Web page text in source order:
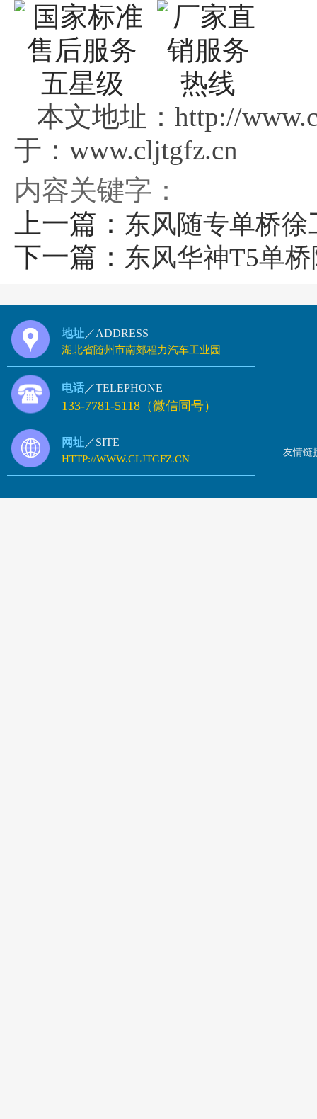
本文地址：http://
于：www.cljtgfz.cn
内容关键字：
上一篇： 东风随专单桥徐
下一篇： 东风华神T5单
地址 ／ADDRESS
湖北省随州市南郊程力汽车工业园
电话 ／TELEPHONE
133-7781-5118（微信同号）
网址 ／SITE
HTTP://WWW.CLJTGFZ.CN
友情链